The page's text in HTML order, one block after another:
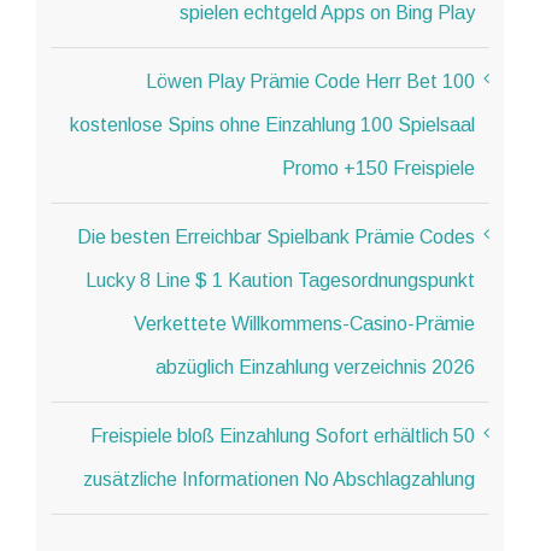
spielen echtgeld Apps on Bing Play
Löwen Play Prämie Code Herr Bet 100
kostenlose Spins ohne Einzahlung 100 Spielsaal
Promo +150 Freispiele
Die besten Erreichbar Spielbank Prämie Codes
Lucky 8 Line $ 1 Kaution Tagesordnungspunkt
Verkettete Willkommens-Casino-Prämie
abzüglich Einzahlung verzeichnis 2026
50 Freispiele bloß Einzahlung Sofort erhältlich
zusätzliche Informationen No Abschlagzahlung